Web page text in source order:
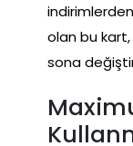
olan bu
sona